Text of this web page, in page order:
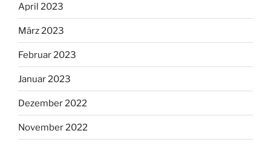
April 2023
März 2023
Februar 2023
Januar 2023
Dezember 2022
November 2022